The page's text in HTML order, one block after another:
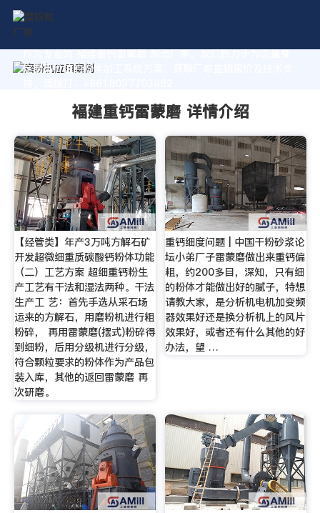
作为专业的 褔建重钙雷蒙磨 制造厂家，我们致力于为您量身
定制高价值的粉体加工系统方案。获取厂家直销报价及技术支
褔建重钙雷蒙磨 详情介绍
【经管类】年产3万吨方解石矿
开发超微细重质碳酸钙粉体功能
（二）工艺方案 超细重钙粉生
产工艺有干法和湿法两种。干法
生产工 艺：首先手选从采石场
运来的方解石，用磨粉机进行粗
粉碎， 再用雷蒙磨(摆式)粉碎得
到细粉，后用分级机进行分级，
符合颗粒要求的粉体作为产品包
装入库，其他的返回雷蒙磨 再
次研磨。
重钙细度问题 | 中国干粉砂浆论
坛小弟厂子雷蒙磨做出来重钙偏
粗，约200多目，深知，只有细
的粉体才能做出好的腻子，特想
请教大家，是分析机电机加变频
器效果好还是换分析机上的风片
效果好，或者还有什么其他的好
办法，望 …